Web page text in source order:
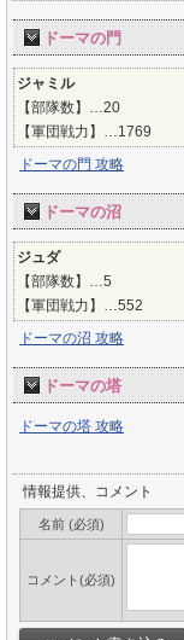
ドーマの門
ジャミル
【部隊数】…20
【軍団戦力】…1769
ドーマの門 攻略
ドーマの沼
ジュダ
【部隊数】…5
【軍団戦力】…552
ドーマの沼 攻略
ドーマの塔
ドーマの塔 攻略
情報提供、コメント
名前 (必須)
コメント(必須)